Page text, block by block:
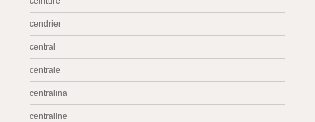
cendrier
central
centrale
centralina
centraline